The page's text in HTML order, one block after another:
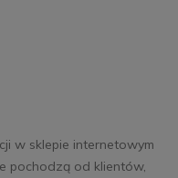
w sklepie internetowym
pochodzą od klientów,